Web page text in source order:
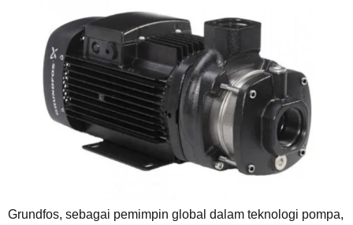
Grundfos, sebagai pemimpin global dalam teknologi pompa,